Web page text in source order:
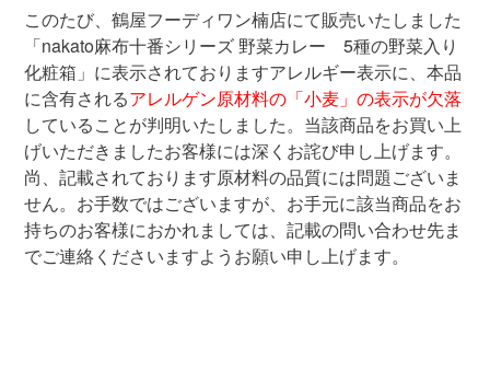
このたび、鶴屋フーディワン楠店にて販売いたしました
「nakato麻布十番シリーズ 野菜カレー5種の野菜入り
化粧箱」に表示されておりますアレルギー表示に、本品
に含有されるアレルゲン原材料の「小麦」の表示が欠落
していることが判明いたしました。当該商品をお買い上
げいただきましたお客様には深くお詫び申し上げます。
尚、記載されております原材料の品質には問題ございま
せん。お手数ではございますが、お手元に該当商品をお
持ちのお客様におかれましては、記載の問い合わせ先ま
でご連絡くださいますようお願い申し上げます。